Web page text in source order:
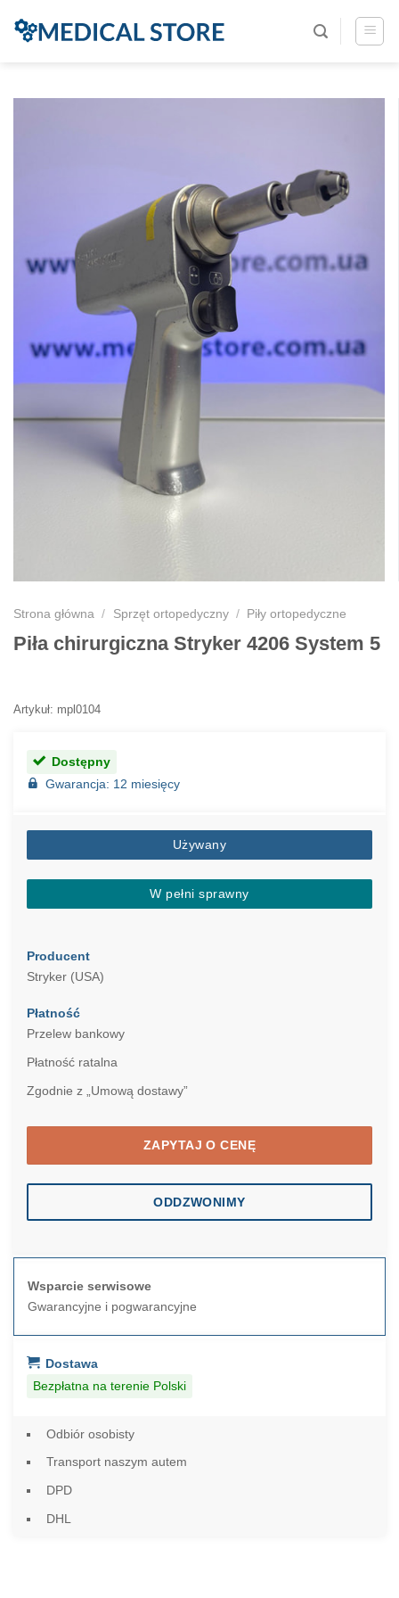
Strona główna / Sprzęt ortopedyczny / Piły ortopedyczne
Piła chirurgiczna Stryker 4206 System 5
Artykuł: mpl0104
Dostępny
Gwarancja: 12 miesięcy
Używany
W pełni sprawny
Producent
Stryker (USA)
Płatność
Przelew bankowy
Płatność ratalna
Zgodnie z „Umową dostawy”
ZAPYTAJ O CENĘ
ODDZWONIMY
Wsparcie serwisowe
Gwarancyjne i pogwarancyjne
Dostawa
Bezpłatna na terenie Polski
Odbiór osobisty
Transport naszym autem
DPD
DHL